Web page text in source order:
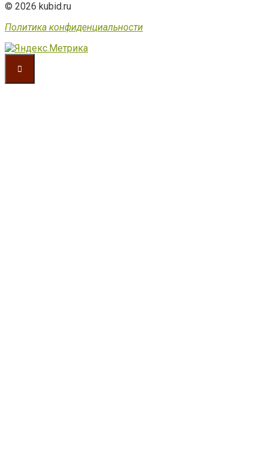
© 2026 kubid.ru
Политика конфиденциальности